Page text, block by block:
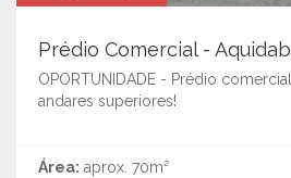
Prédio Comercial -
OPORTUNIDADE - Prédio
andares superiores!
Área: aprox. 70m²